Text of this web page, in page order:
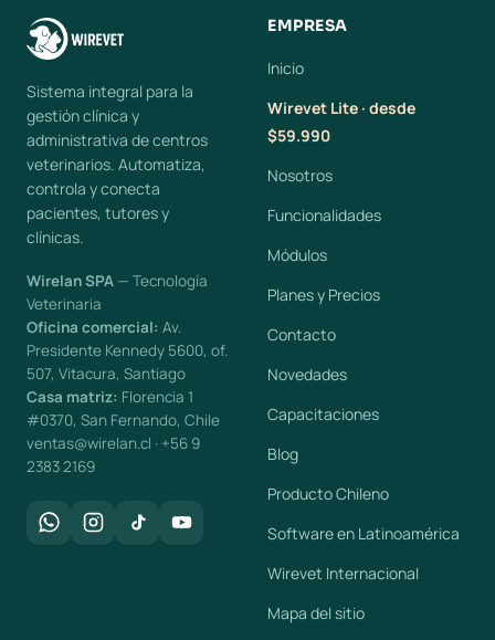
Sistema integral para la
gestión clínica y
administrativa de centros
veterinarios. Automatiza,
controla y conecta
pacientes, tutores y
clínicas.
Wirelan SPA — Tecnología
Veterinaria
Oficina comercial: Av.
Presidente Kennedy 5600, of.
507, Vitacura, Santiago
Casa matriz: Florencia 1
#0370, San Fernando, Chile
ventas@wirelan.cl · +56 9
2383 2169
EMPRESA
Inicio
Wirevet Lite · desde
$59.990
Nosotros
Funcionalidades
Módulos
Planes y Precios
Contacto
Novedades
Capacitaciones
Blog
Producto Chileno
Software en Latinoamérica
Wirevet Internacional
Mapa del sitio